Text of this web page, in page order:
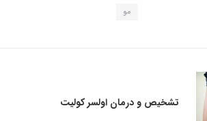
مو
تشخیص و درمان اولسر کولیت